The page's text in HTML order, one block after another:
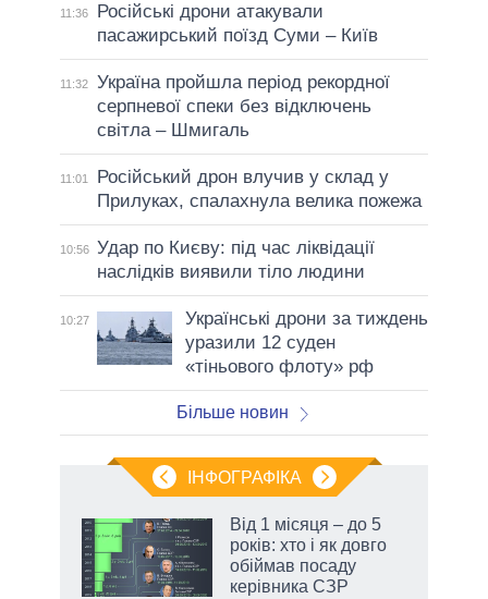
11:36
Російські дрони атакували
пасажирський поїзд Суми – Київ
11:32
Україна пройшла період рекордної
серпневої спеки без відключень
світла – Шмигаль
11:01
Російський дрон влучив у склад у
Прилуках, спалахнула велика пожежа
10:56 Удар по Києву: під час ліквідації
наслідків виявили тіло людини
10:27
Українські дрони за тиждень
уразили 12 суден
«тіньового флоту» рф
Більше новин
ІНФОГРАФІКА
Від 1 місяця – до 5
років: хто і як довго
обіймав посаду
керівника СЗР